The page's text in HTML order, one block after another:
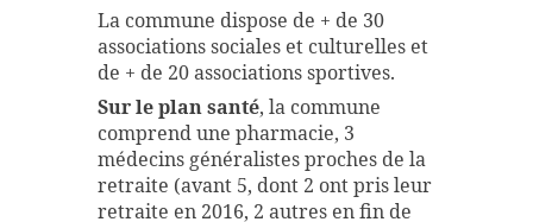
La commune dispose de + de 30
associations sociales et culturelles et
de + de 20 associations sportives.
Sur le plan santé, la commune
comprend une pharmacie, 3
médecins généralistes proches de la
retraite (avant 5, dont 2 ont pris leur
retraite en 2016, 2 autres en fin de